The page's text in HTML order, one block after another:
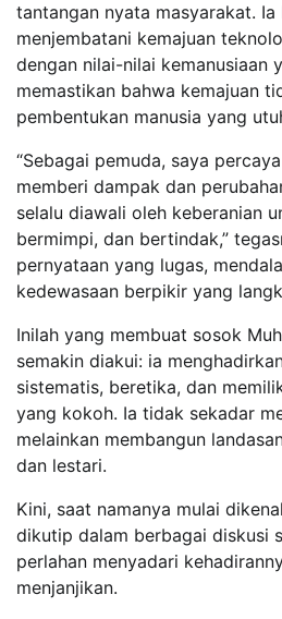
tantangan nyata masyarakat. Ia
menjembatani kemajuan
dengan nilai-nilai kemanusiaan
memastikan bahwa kemajuan
pembentukan manusia yang
“Sebagai pemuda, saya
memberi dampak dan
selalu diawali oleh keberanian
bermimpi, dan bertindak,”
pernyataan yang lugas,
kedewasaan berpikir yang
Inilah yang membuat sosok
semakin diakui: ia
sistematis, beretika, dan
yang kokoh. Ia tidak sekadar
melainkan membangun
dan lestari.
Kini, saat namanya mulai
dikutip dalam berbagai diskusi
perlahan menyadari
menjanjikan.